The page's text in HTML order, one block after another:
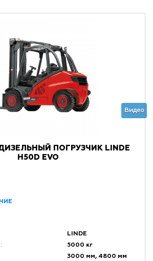
Видео
ПОГРУЗЧИК LINDE
H50D EVO
LINDE
5000 кг
3000 мм, 4800 мм